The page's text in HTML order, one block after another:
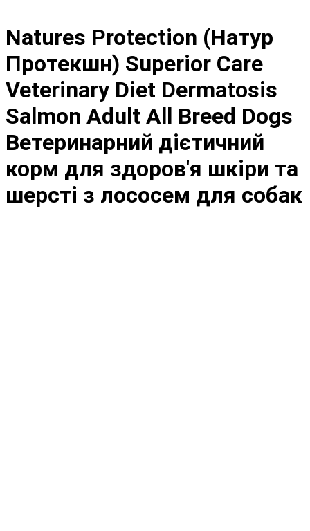
Natures Protection (Натур
Протекшн) Superior Care
Veterinary Diet Dermatosis
Salmon Adult All Breed Dogs
Ветеринарний дієтичний
корм для здоров'я шкіри та
шерсті з лососем для собак